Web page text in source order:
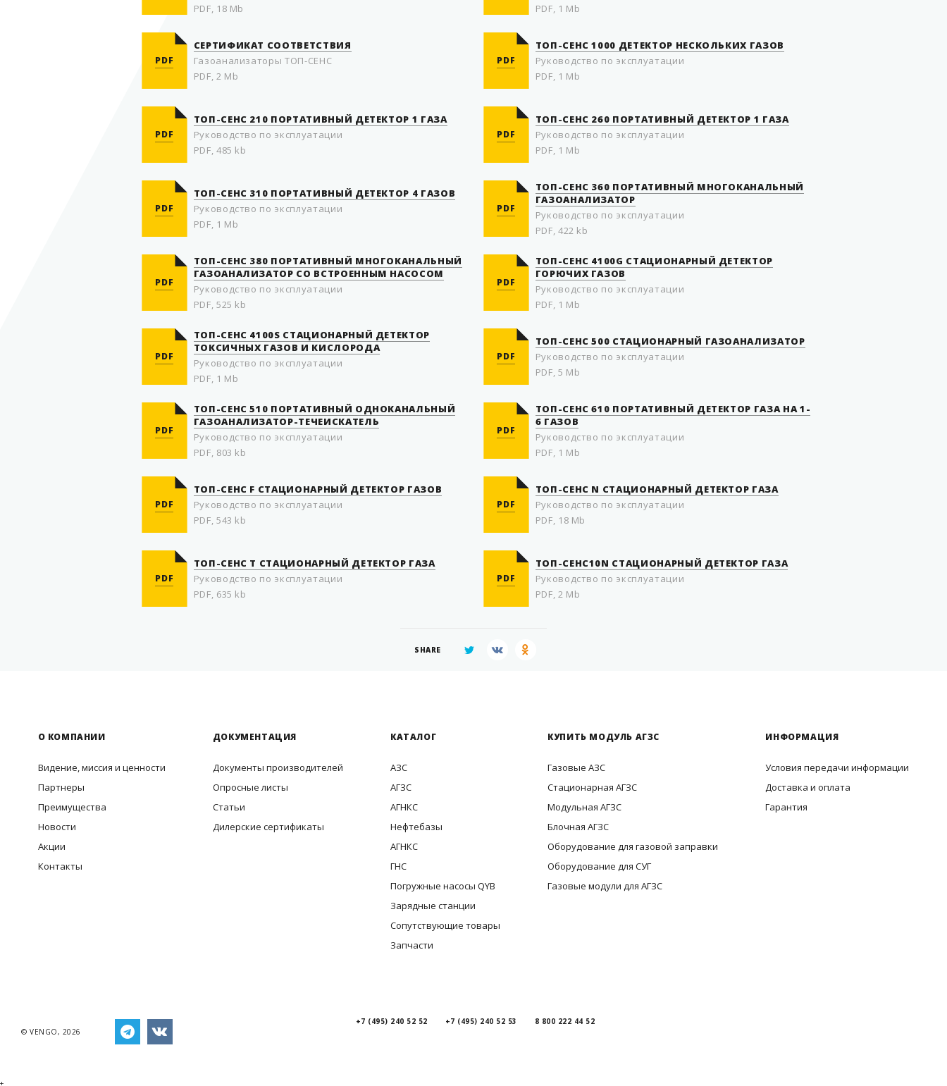
PDF, 18 Mb
PDF, 1 Mb
PDF
СЕРТИФИКАТ СООТВЕТСТВИЯ
Газоанализаторы ТОП-СЕНС
PDF, 2 Mb
PDF
ТОП-СЕНС 1000 ДЕТЕКТОР НЕСКОЛЬКИХ ГАЗОВ
Руководство по эксплуатации
PDF, 1 Mb
PDF
ТОП-СЕНС 210 ПОРТАТИВНЫЙ ДЕТЕКТОР 1 ГАЗА
Руководство по эксплуатации
PDF, 485 kb
PDF
ТОП-СЕНС 260 ПОРТАТИВНЫЙ ДЕТЕКТОР 1 ГАЗА
Руководство по эксплуатации
PDF, 1 Mb
PDF
ТОП-СЕНС 310 ПОРТАТИВНЫЙ ДЕТЕКТОР 4 ГАЗОВ
Руководство по эксплуатации
PDF, 1 Mb
PDF
ТОП-СЕНС 360 ПОРТАТИВНЫЙ МНОГОКАНАЛЬНЫЙ
ГАЗОАНАЛИЗАТОР
Руководство по эксплуатации
PDF, 422 kb
PDF
ТОП-СЕНС 380 ПОРТАТИВНЫЙ МНОГОКАНАЛЬНЫЙ
ГАЗОАНАЛИЗАТОР СО ВСТРОЕННЫМ НАСОСОМ
Руководство по эксплуатации
PDF, 525 kb
PDF
ТОП-СЕНС 4100G СТАЦИОНАРНЫЙ ДЕТЕКТОР
ГОРЮЧИХ ГАЗОВ
Руководство по эксплуатации
PDF, 1 Mb
PDF
ТОП-СЕНС 4100S СТАЦИОНАРНЫЙ ДЕТЕКТОР
ТОКСИЧНЫХ ГАЗОВ И КИСЛОРОДА
Руководство по эксплуатации
PDF, 1 Mb
PDF
ТОП-СЕНС 500 СТАЦИОНАРНЫЙ ГАЗОАНАЛИЗАТОР
Руководство по эксплуатации
PDF, 5 Mb
PDF
ТОП-СЕНС 510 ПОРТАТИВНЫЙ ОДНОКАНАЛЬНЫЙ
ГАЗОАНАЛИЗАТОР-ТЕЧЕИСКАТЕЛЬ
Руководство по эксплуатации
PDF, 803 kb
PDF
ТОП-СЕНС 610 ПОРТАТИВНЫЙ ДЕТЕКТОР ГАЗА НА 1-
6 ГАЗОВ
Руководство по эксплуатации
PDF, 1 Mb
PDF
ТОП-СЕНС F СТАЦИОНАРНЫЙ ДЕТЕКТОР ГАЗОВ
Руководство по эксплуатации
PDF, 543 kb
PDF
ТОП-СЕНС N СТАЦИОНАРНЫЙ ДЕТЕКТОР ГАЗА
Руководство по эксплуатации
PDF, 18 Mb
PDF
ТОП-СЕНС T СТАЦИОНАРНЫЙ ДЕТЕКТОР ГАЗА
Руководство по эксплуатации
PDF, 635 kb
PDF
ТОП-СЕНС10N СТАЦИОНАРНЫЙ ДЕТЕКТОР ГАЗА
Руководство по эксплуатации
PDF, 2 Mb
SHARE
© VENGO, 2026
+7 (495) 240 52 52 +7 (495) 240 52 53 8 800 222 44 52
О КОМПАНИИ
Видение, миссия и ценности
Партнеры
Преимущества
Новости
Акции
Контакты
ДОКУМЕНТАЦИЯ
Документы производителей
Опросные листы
Статьи
Дилерские сертификаты
КАТАЛОГ
АЗС
АГЗС
АГНКС
Нефтебазы
АГНКС
ГНС
Погружные насосы QYB
Зарядные станции
Сопутствующие товары
Запчасти
КУПИТЬ МОДУЛЬ АГЗС
Газовые АЗС
Стационарная АГЗС
Модульная АГЗС
Блочная АГЗС
Оборудование для газовой заправки
Оборудование для СУГ
Газовые модули для АГЗС
ИНФОРМАЦИЯ
Условия передачи информации
Доставка и оплата
Гарантия
+